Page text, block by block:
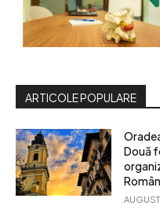
ARTICOLE POPULARE
Două